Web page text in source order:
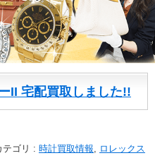
II 宅配買取しました!!
テゴリ : 時計買取情報, ロレックス